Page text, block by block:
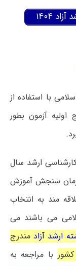
۱۴۰۴
با استفاده از
اولیه آزمون بطور
ارشد سال
سنجش آموزش
مند به انتخاب
می باشند می
ارشد آزاد مندرج
با مراجعه به